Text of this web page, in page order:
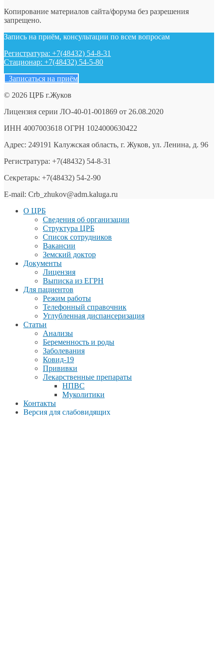
Копирование материалов сайта/форума без разрешения
запрещено.
Запись на приём, консультации по всем вопросам
Регистратура: +7(48432) 54-8-31
Стационар: +7(48432) 54-5-80
Записаться на приём
© 2026 ЦРБ г.Жуков
Лицензия серии ЛО-40-01-001869 от 26.08.2020
ИНН 4007003618 ОГРН 1024000630422
Адрес: 249191 Калужская область, г. Жуков, ул. Ленина, д. 96
Регистратура: +7(48432) 54-8-31
Секретарь: +7(48432) 54-2-90
E-mail: Crb_zhukov@adm.kaluga.ru
О ЦРБ
Сведения об организации
Структура ЦРБ
Список сотрудников
Вакансии
Земский доктор
Документы
Лицензия
Выписка из ЕГРН
Для пациентов
Режим работы
Телефонный справочник
Углубленная диспансеризация
Статьи
Анализы
Беременность и роды
Заболевания
Ковид-19
Прививки
Лекарственные препараты
НПВС
Муколитики
Контакты
Версия для слабовидящих